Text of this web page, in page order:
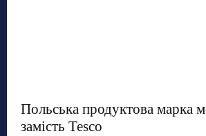
Польська продуктова марка
замість Tesco